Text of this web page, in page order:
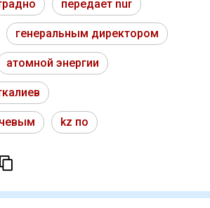
передает nur
генеральным директором
атомной энергии
kz по